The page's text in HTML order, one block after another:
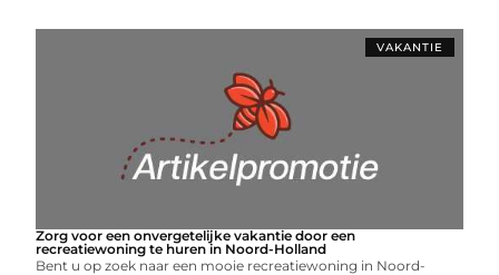
VAKANTIE
Zorg voor een onvergetelijke vakantie door een
recreatiewoning te huren in Noord-Holland
Bent u op zoek naar een mooie recreatiewoning in Noord-